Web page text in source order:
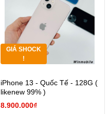
GIÁ SHOCK
!
iPhone 13 - Quốc Tế - 128G (
likenew 99% )
8.900.000₫